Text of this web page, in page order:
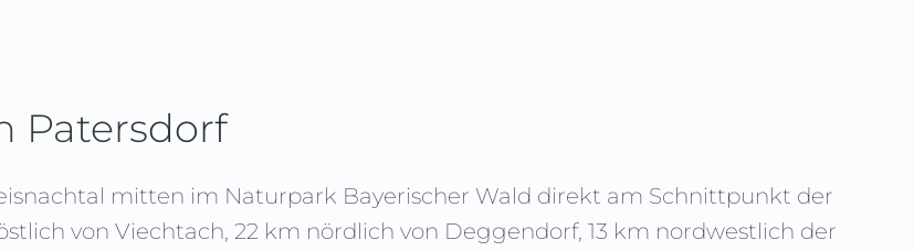
Patersdorf
mitten im Naturpark Bayerischer Wald direkt am Schnittpunkt der
von Viechtach, 22 km nördlich von Deggendorf, 13 km nordwestlich der